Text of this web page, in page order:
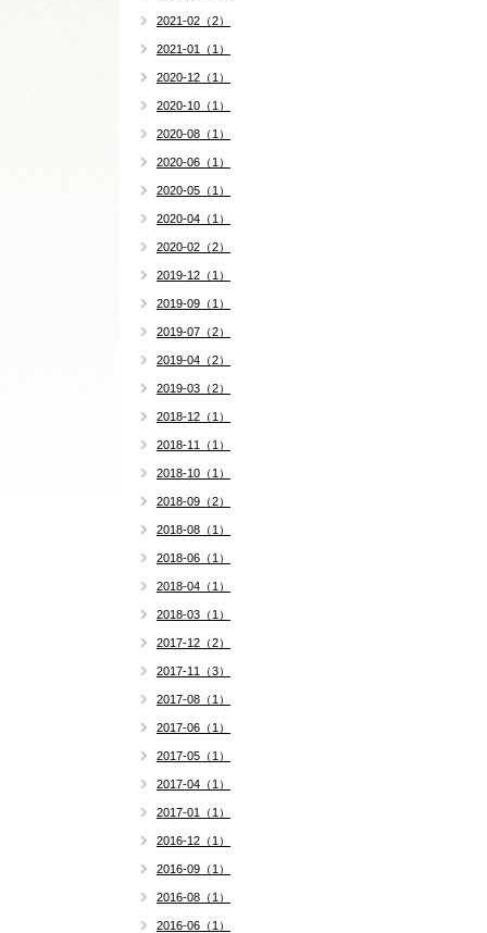
2021-02（2）
2021-01（1）
2020-12（1）
2020-10（1）
2020-08（1）
2020-06（1）
2020-05（1）
2020-04（1）
2020-02（2）
2019-12（1）
2019-09（1）
2019-07（2）
2019-04（2）
2019-03（2）
2018-12（1）
2018-11（1）
2018-10（1）
2018-09（2）
2018-08（1）
2018-06（1）
2018-04（1）
2018-03（1）
2017-12（2）
2017-11（3）
2017-08（1）
2017-06（1）
2017-05（1）
2017-04（1）
2017-01（1）
2016-12（1）
2016-09（1）
2016-08（1）
2016-06（1）